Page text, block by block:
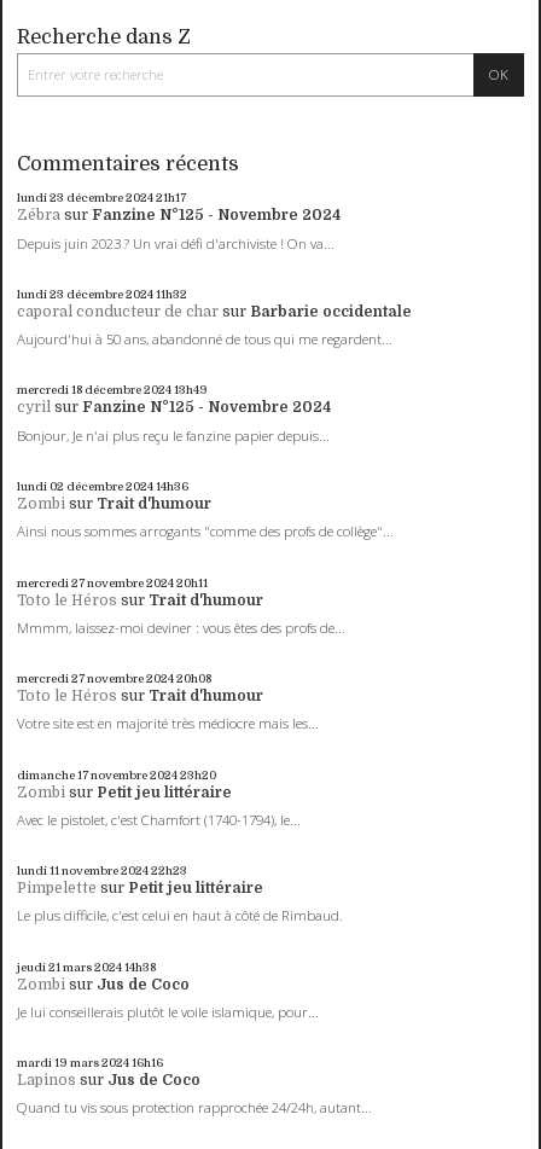
Recherche dans Z
Commentaires récents
lundi 23 décembre 202421h17
Zébra sur Fanzine N°125 - Novembre 2024
Depuis juin 2023 ? Un vrai défi d'archiviste ! On va...
lundi 23 décembre 202411h32
caporal conducteur de char sur Barbarie occidentale
Aujourd'hui à 50 ans, abandonné de tous qui me regardent...
mercredi 18 décembre 202413h49
cyril sur Fanzine N°125 - Novembre 2024
Bonjour, Je n'ai plus reçu le fanzine papier depuis...
lundi 02 décembre 202414h36
Zombi sur Trait d'humour
Ainsi nous sommes arrogants "comme des profs de collège"...
mercredi 27novembre 202420h11
Toto le Héros sur Trait d'humour
Mmmm, laissez-moi deviner : vous êtes des profs de...
mercredi 27novembre 202420h08
Toto le Héros sur Trait d'humour
Votre site est en majorité très médiocre mais les...
dimanche 17novembre 202423h20
Zombi sur Petit jeu littéraire
Avec le pistolet, c'est Chamfort (1740-1794), le...
lundi 11novembre 202422h23
Pimpelette sur Petit jeu littéraire
Le plus difficile, c'est celui en haut à côté de Rimbaud.
jeudi 21 mars 202414h38
Zombi sur Jus de Coco
Je lui conseillerais plutôt le voile islamique, pour...
mardi 19 mars 202416h16
Lapinos sur Jus de Coco
Quand tu vis sous protection rapprochée 24/24h, autant...